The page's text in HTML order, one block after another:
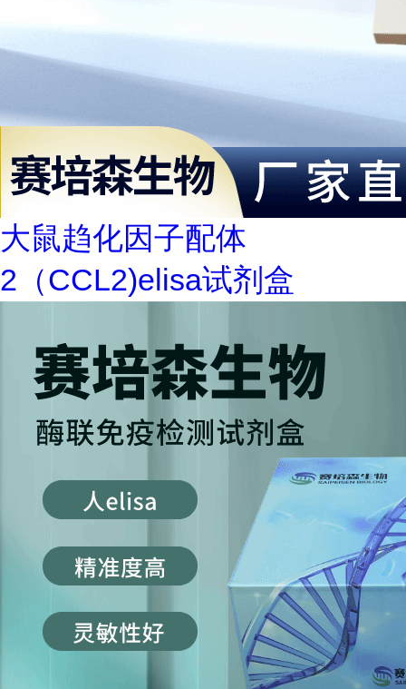
大鼠趋化因子配体
2（CCL2)elisa试剂盒